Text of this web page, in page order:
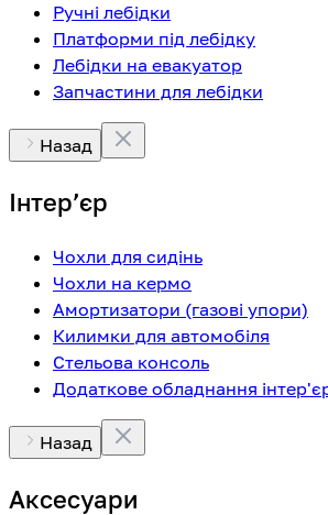
Ручні лебідки
Платформи під лебідку
Лебідки на евакуатор
Запчастини для лебідки
Назад
Інтерʼєр
Чохли для сидінь
Чохли на кермо
Амортизатори (газові упори)
Килимки для автомобіля
Стельова консоль
Додаткове обладнання
Назад
Аксесуари